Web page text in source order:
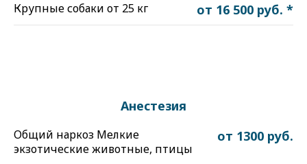
Крупные собаки от 25 кг от 16 500 руб. *
Анестезия
Общий наркоз Мелкие
экзотические животные, птицы
от 1300 руб.